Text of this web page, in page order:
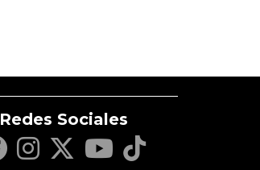
Redes Sociales